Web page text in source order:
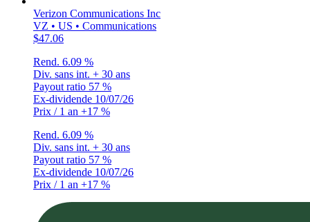
Verizon Communications Inc
VZ • US • Communications
$47.06
Rend. 6.09 %
Div. sans int. + 30 ans
Payout ratio 57 %
Ex-dividende 10/07/26
Prix / 1 an +17 %
Rend. 6.09 %
Div. sans int. + 30 ans
Payout ratio 57 %
Ex-dividende 10/07/26
Prix / 1 an +17 %